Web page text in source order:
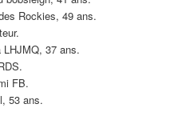
Rockies, 49 ans.
37 ans.
FB.
53 ans.